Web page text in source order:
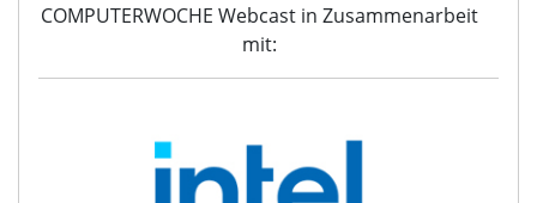
COMPUTERWOCHE Webcast in Zusammenarbeit
mit: